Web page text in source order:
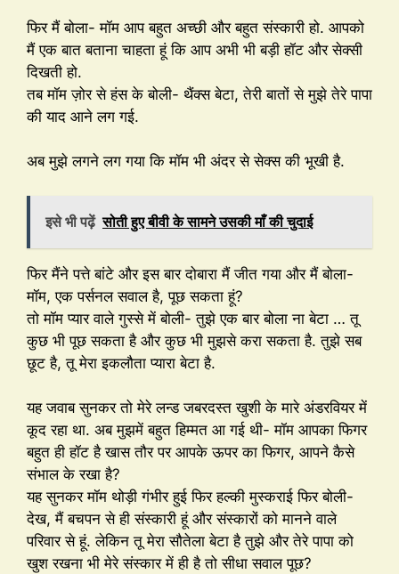
फिर मैं बोला- मॉम आप बहुत अच्छी और बहुत संस्कारी हो. आपको
मैं एक बात बताना चाहता हूं कि आप अभी भी बड़ी हॉट और सेक्सी
दिखती हो.
तब मॉम ज़ोर से हंस के बोली- थैंक्स बेटा, तेरी बातों से मुझे तेरे पापा
की याद आने लग गई.
अब मुझे लगने लग गया कि मॉम भी अंदर से सेक्स की भूखी है.
इसे भी पढ़ें सोती हुए बीवी के सामने उसकी माँ की चुदाई
फिर मैंने पत्ते बांटे और इस बार दोबारा मैं जीत गया और मैं बोला-
मॉम, एक पर्सनल सवाल है, पूछ सकता हूं?
तो मॉम प्यार वाले गुस्से में बोली- तुझे एक बार बोला ना बेटा … तू
कुछ भी पूछ सकता है और कुछ भी मुझसे करा सकता है. तुझे सब
छूट है, तू मेरा इकलौता प्यारा बेटा है.
यह जवाब सुनकर तो मेरे लन्ड जबरदस्त खुशी के मारे अंडरवियर में
कूद रहा था. अब मुझमें बहुत हिम्मत आ गई थी- मॉम आपका फिगर
बहुत ही हॉट है खास तौर पर आपके ऊपर का फिगर, आपने कैसे
संभाल के रखा है?
यह सुनकर मॉम थोड़ी गंभीर हुई फिर हल्की मुस्कराई फिर बोली-
देख, मैं बचपन से ही संस्कारी हूं और संस्कारों को मानने वाले
परिवार से हूं. लेकिन तू मेरा सौतेला बेटा है तुझे और तेरे पापा को
खुश रखना भी मेरे संस्कार में ही है तो सीधा सवाल पूछ?